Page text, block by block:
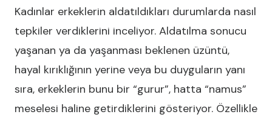
Kadınlar erkeklerin aldatıldıkları durumlarda nasıl
tepkiler verdiklerini inceliyor. Aldatılma sonucu
yaşanan ya da yaşanması beklenen üzüntü,
hayal kırıklığının yerine veya bu duyguların yanı
sıra, erkeklerin bunu bir “gurur”, hatta “namus”
meselesi haline getirdiklerini gösteriyor. Özellikle